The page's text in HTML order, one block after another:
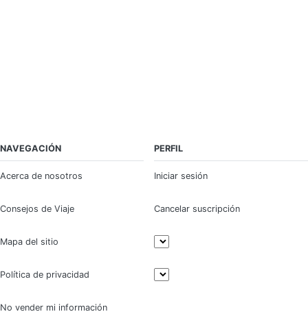
NAVEGACIÓN
Acerca de nosotros
Consejos de Viaje
Mapa del sitio
Política de privacidad
No vender mi información
PERFIL
Iniciar sesión
Cancelar suscripción